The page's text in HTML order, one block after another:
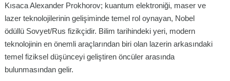
Kısaca Alexander Prokhorov; kuantum elektroniği, maser ve
lazer teknolojilerinin gelişiminde temel rol oynayan, Nobel
ödüllü Sovyet/Rus fizikçidir. Bilim tarihindeki yeri, modern
teknolojinin en önemli araçlarından biri olan lazerin arkasındaki
temel fiziksel düşünceyi geliştiren öncüler arasında
bulunmasından gelir.